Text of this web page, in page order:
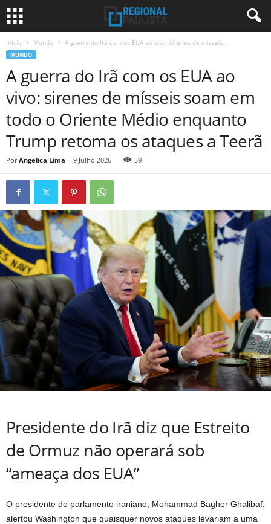
Início Mundo A guerra do Irã com os EUA ao vivo: sirenes de mísseis...
MUNDO
A guerra do Irã com os EUA ao
vivo: sirenes de mísseis soam em
todo o Oriente Médio enquanto
Trump retoma os ataques a Teerã
Por Angelica Lima - 9 Julho 2026 59
Presidente do Irã diz que Estreito
de Ormuz não operará sob
“ameaça dos EUA”
O presidente do parlamento iraniano, Mohammad Bagher Ghalibaf,
alertou Washington que quaisquer novos ataques levariam a uma